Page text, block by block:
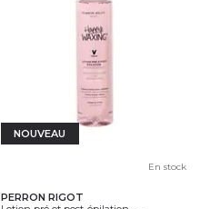
NOUVEAU
En stock
PERRON RIGOT